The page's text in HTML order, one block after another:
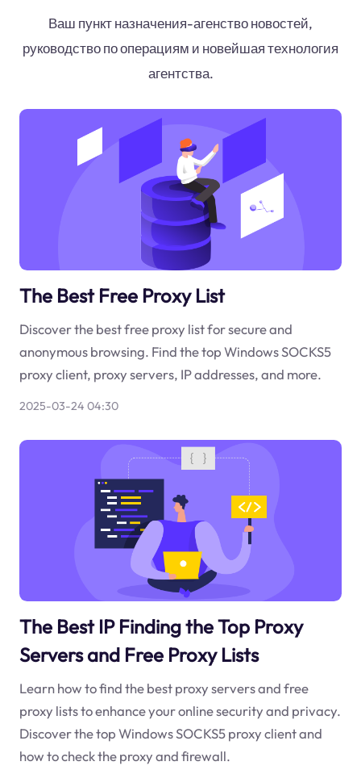
Ваш пункт назначения-агенство новостей,
руководство по операциям и новейшая технология
агентства.
The Best Free Proxy List
Discover the best free proxy list for secure and
anonymous browsing. Find the top Windows SOCKS5
proxy client, proxy servers, IP addresses, and more.
2025-03-24 04:30
The Best IP Finding the Top Proxy
Servers and Free Proxy Lists
Learn how to find the best proxy servers and free
proxy lists to enhance your online security and privacy.
Discover the top Windows SOCKS5 proxy client and
how to check the proxy and firewall.